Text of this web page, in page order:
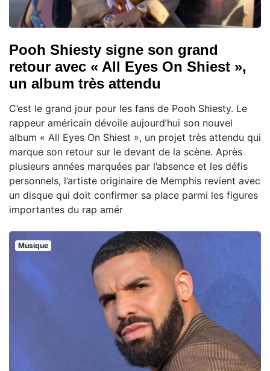
Pooh Shiesty signe son grand
retour avec « All Eyes On Shiest »,
un album très attendu
C’est le grand jour pour les fans de Pooh Shiesty. Le
rappeur américain dévoile aujourd’hui son nouvel
album « All Eyes On Shiest », un projet très attendu qui
marque son retour sur le devant de la scène. Après
plusieurs années marquées par l’absence et les défis
personnels, l’artiste originaire de Memphis revient avec
un disque qui doit confirmer sa place parmi les figures
importantes du rap amér
Musique